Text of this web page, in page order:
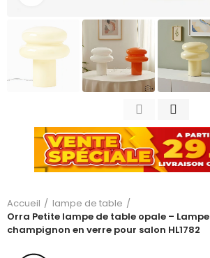
Accueil
lampe de table
Orra Petite lampe de table opale – Lampe
champignon en verre pour salon HL1782